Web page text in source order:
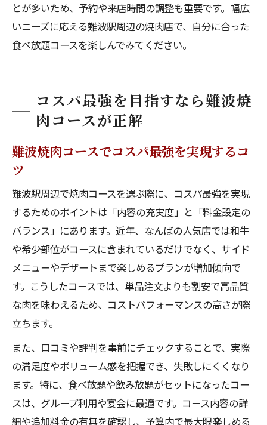
とが多いため、予約や来店時間の調整も重要です。幅広
いニーズに応える難波駅周辺の焼肉店で、自分に合った
食べ放題コースを楽しんでみてください。
コスパ最強を目指すなら難波焼
肉コースが正解
難波焼肉コースでコスパ最強を実現するコ
ツ
難波駅周辺で焼肉コースを選ぶ際に、コスパ最強を実現
するためのポイントは「内容の充実度」と「料金設定の
バランス」にあります。近年、なんばの人気店では和牛
や希少部位がコースに含まれているだけでなく、サイド
メニューやデザートまで楽しめるプランが増加傾向で
す。こうしたコースでは、単品注文よりも割安で高品質
な肉を味わえるため、コストパフォーマンスの高さが際
立ちます。
また、口コミや評判を事前にチェックすることで、実際
の満足度やボリューム感を把握でき、失敗しにくくなり
ます。特に、食べ放題や飲み放題がセットになったコー
スは、グループ利用や宴会に最適です。コース内容の詳
細や追加料金の有無を確認し、予算内で最大限楽しめる